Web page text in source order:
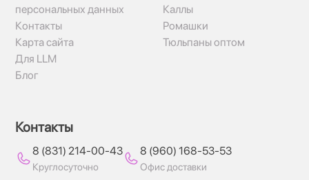
персональных данных
Контакты
Карта сайта
Для LLM
Блог
Каллы
Ромашки
Тюльпаны оптом
Контакты
8 (831) 214-00-43
Круглосуточно
8 (960) 168-53-53
Офис доставки